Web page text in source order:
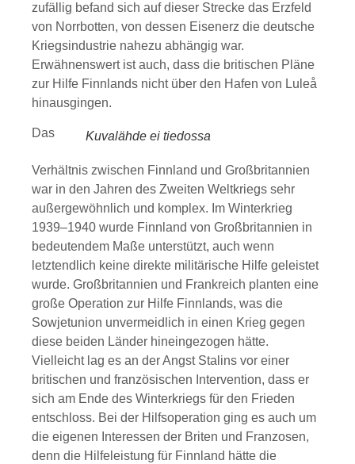
zufällig befand sich auf dieser Strecke das Erzfeld
von Norrbotten, von dessen Eisenerz die deutsche
Kriegsindustrie nahezu abhängig war.
Erwähnenswert ist auch, dass die britischen Pläne
zur Hilfe Finnlands nicht über den Hafen von Luleå
hinausgingen.
Kuvalähde ei tiedossa
Das
Verhältnis zwischen Finnland und Großbritannien
war in den Jahren des Zweiten Weltkriegs sehr
außergewöhnlich und komplex. Im Winterkrieg
1939–1940 wurde Finnland von Großbritannien in
bedeutendem Maße unterstützt, auch wenn
letztendlich keine direkte militärische Hilfe geleistet
wurde. Großbritannien und Frankreich planten eine
große Operation zur Hilfe Finnlands, was die
Sowjetunion unvermeidlich in einen Krieg gegen
diese beiden Länder hineingezogen hätte.
Vielleicht lag es an der Angst Stalins vor einer
britischen und französischen Intervention, dass er
sich am Ende des Winterkriegs für den Frieden
entschloss. Bei der Hilfsoperation ging es auch um
die eigenen Interessen der Briten und Franzosen,
denn die Hilfeleistung für Finnland hätte die